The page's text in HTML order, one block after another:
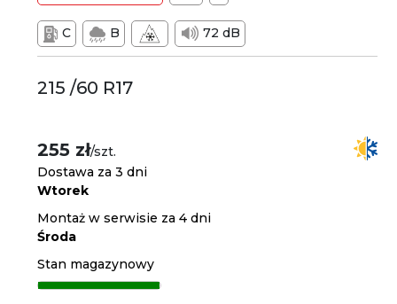
C B 72 dB
215 /60 R17
255 zł/szt.
Dostawa za 3 dni
Wtorek
Montaż w serwisie za 4 dni
Środa
Stan magazynowy